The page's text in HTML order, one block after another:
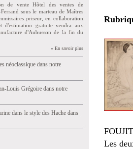
de vente Hôtel des ventes de
sous le marteau de Maîtres
priseur, en collaboration
d'estimation gratuite vendra aux
d'Aubusson de la fin du
» En savoir plus
néoclassique dans notre
Louis Grégoire dans notre
dans le style des Hache dans
Les